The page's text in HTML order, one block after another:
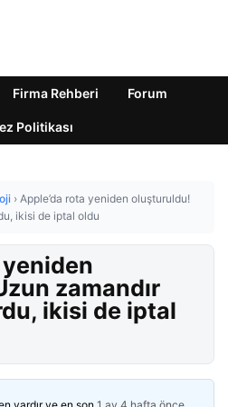
Firma Rehberi Forum
Politikası
› Apple’da rota yeniden oluşturuldu!
ikisi de iptal oldu
yeniden
zamandır
ikisi de iptal